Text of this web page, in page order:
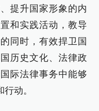
提升国家形象的内
和实践活动，教导
同时，有效捍卫国
历史文化、法律政
际法律事务中能够
动。